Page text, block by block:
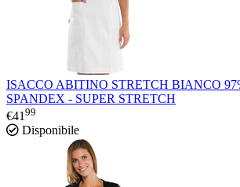
ISACCO ABITINO STRETCH BIANCO
SPANDEX - SUPER STRETCH
€41 99
Disponibile